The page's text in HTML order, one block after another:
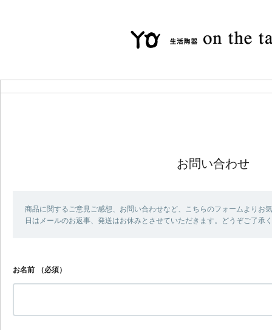
お問い合わせ
商品に関するご意見ご感想、お問い合わせなど、こちらのフォームよりお
日はメールのお返事、発送はお休みとさせていただきます。どうぞご了承
お名前 （必須）